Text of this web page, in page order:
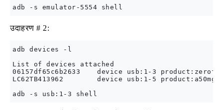
उदाहरण # 2:
adb devices -l
List of devices attached
06157df65c6b2633    device usb:1-3
LC62TB413962        device usb:1-5